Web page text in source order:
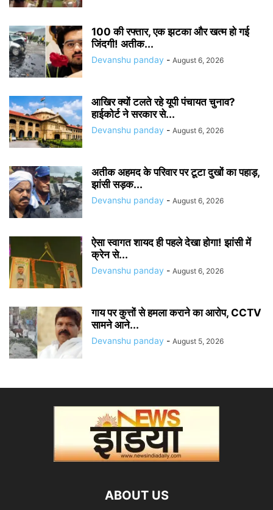
100 की रफ्तार, एक झटका और खत्म हो गई
जिंदगी! अतीक...
Devanshu panday - August 6, 2026
आखिर क्यों टलते रहे यूपी पंचायत चुनाव?
हाईकोर्ट ने सरकार से...
Devanshu panday - August 6, 2026
अतीक अहमद के परिवार पर टूटा दुखों का पहाड़,
झांसी सड़क...
Devanshu panday - August 6, 2026
ऐसा स्वागत शायद ही पहले देखा होगा! झांसी में
क्रेन से...
Devanshu panday - August 6, 2026
गाय पर कुत्तों से हमला कराने का आरोप, CCTV
सामने आने...
Devanshu panday - August 5, 2026
ABOUT US